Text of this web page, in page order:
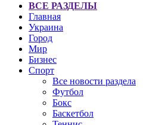
ВСЕ РАЗДЕЛЫ
Главная
Украина
Город
Мир
Бизнес
Спорт
Все новости раздела
Футбол
Бокс
Баскетбол